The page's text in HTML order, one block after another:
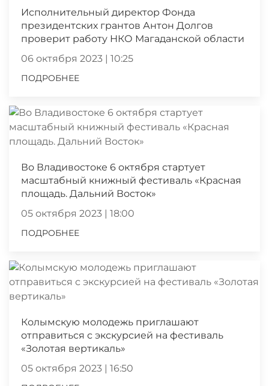
Исполнительный директор Фонда
президентских грантов Антон Долгов
проверит работу НКО Магаданской области
06 октября 2023 | 10:25
ПОДРОБНЕЕ
Во Владивостоке 6 октября стартует
масштабный книжный фестиваль «Красная
площадь. Дальний Восток»
05 октября 2023 | 18:00
ПОДРОБНЕЕ
Колымскую молодежь приглашают
отправиться с экскурсией на фестиваль
«Золотая вертикаль»
05 октября 2023 | 16:50